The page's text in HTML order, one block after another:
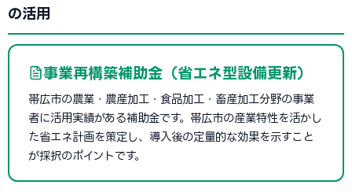
の活用
事業再構築補助金（省エネ型設備更新）
帯広市の農業・農産加工・食品加工・畜産加工分野の事業
者に活用実績がある補助金です。帯広市の産業特性を活かし
た省エネ計画を策定し、導入後の定量的な効果を示すこと
が採択のポイントです。